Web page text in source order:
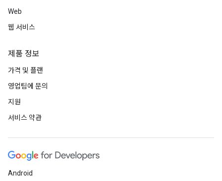
Web
웹 서비스
제품 정보
가격 및 플랜
영업팀에 문의
지원
서비스 약관
Android